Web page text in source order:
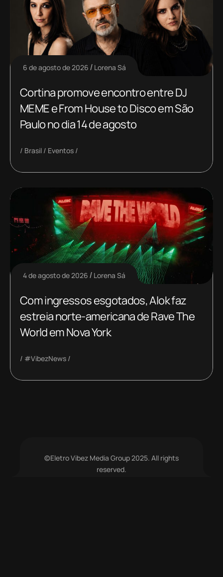
6 de agosto de 2026 Lorena Sá
Cortina promove encontro entre DJ
MEME e From House to Disco em São
Paulo no dia 14 de agosto
Brasil Eventos
4 de agosto de 2026 Lorena Sá
Com ingressos esgotados, Alok faz
estreia norte-americana de Rave The
World em Nova York
#VibezNews
©Eletro Vibez Media Group 2025. All rights
reserved.